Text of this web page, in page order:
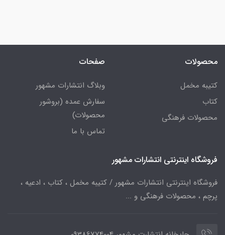
محصولات
کتیبه مخمل
کتاب
محصولات فرهنگی
صفحات
وبلاگ انتشارات مشهور
سفارش عمده (بروشور
محصولات)
تماس با ما
فروشگاه اینترنتی انتشارات مشهور
فروشگاه اینترنتی انتشارات مشهور / کتیبه مخمل ، کتاب ، ادعیه ،
پرچم ، محصولات فرهنگی و ...